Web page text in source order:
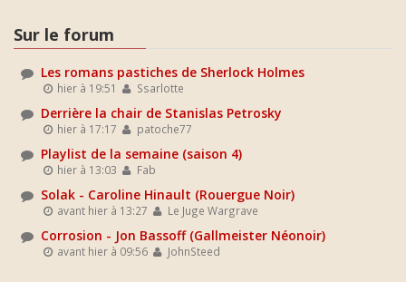
Sur le forum
Les romans pastiches de Sherlock Holmes
hier à 19:51 Ssarlotte
Derrière la chair de Stanislas Petrosky
hier à 17:17 patoche77
Playlist de la semaine (saison 4)
hier à 13:03 Fab
Solak - Caroline Hinault (Rouergue Noir)
avant hier à 13:27 Le Juge Wargrave
Corrosion - Jon Bassoff (Gallmeister Néonoir)
avant hier à 09:56 JohnSteed